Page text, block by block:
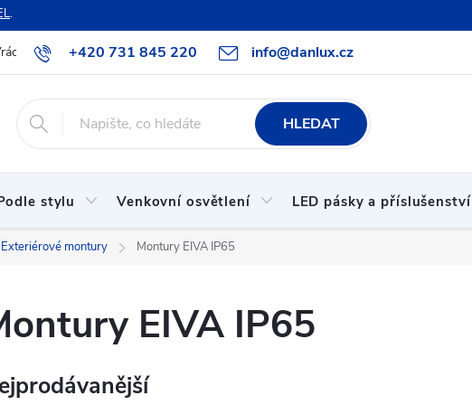
.
+420 731 845 220 info@danlux.cz
zboží a reklamace O nás B2B spolupráce Hodnocení obchodu
HLEDAT
stylu Venkovní osvětlení LED pásky a příslušenství
Exteriérové montury Montury EIVA IP65
EIVA IP65